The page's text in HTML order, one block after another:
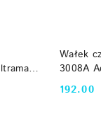
Wałek
3008A
Cena:
192.00